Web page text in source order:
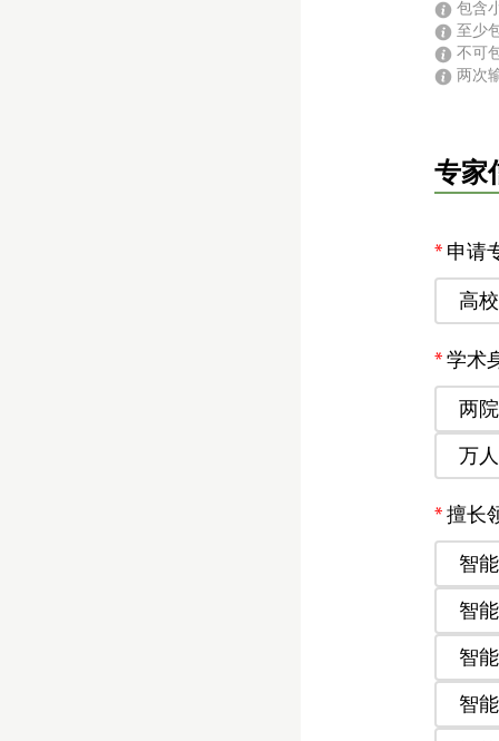
包含
至少
不可
两次
专家
申请
高
学术
两
万
擅长
智
智
智
智